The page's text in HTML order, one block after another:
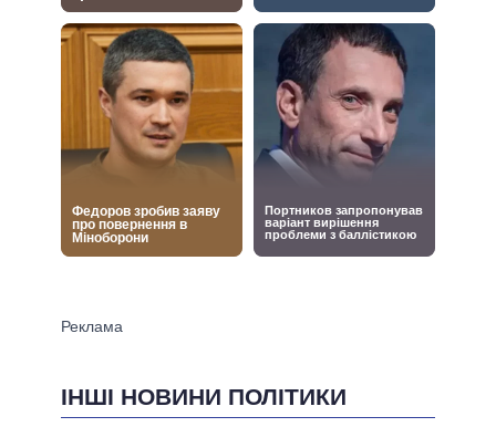
ІНШІ НОВИНИ ПОЛІТИКИ